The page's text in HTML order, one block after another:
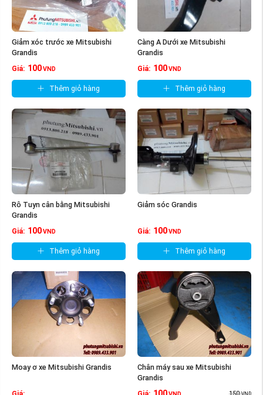
Giảm xóc trước xe Mitsubishi
Grandis
Giá: 100 VND
Thêm giỏ hàng
Càng A Dưới xe Mitsubishi
Grandis
Giá: 100 VND
Thêm giỏ hàng
Rô Tuyn cân bằng Mitsubishi
Grandis
Giá: 100 VND
Thêm giỏ hàng
Giảm sóc Grandis
Giá: 100 VND
Thêm giỏ hàng
Moay ơ xe Mitsubishi Grandis
Chân máy sau xe Mitsubishi
Grandis
150 VND